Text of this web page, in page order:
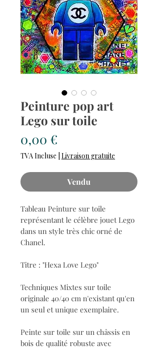
Peinture pop art
Lego sur toile
0,00 €
TVA Incluse Livraison gratuite
Vendu
Tableau Peinture sur toile
représentant le célèbre jouet Lego
dans un style très chic orné de
Chanel.
Titre : "Hexa Love Lego"
Techniques Mixtes sur toile
originale 40/40 cm n'existant qu'en
un seul et unique exemplaire.
Peinte sur toile sur un châssis en
bois de qualité robuste avec